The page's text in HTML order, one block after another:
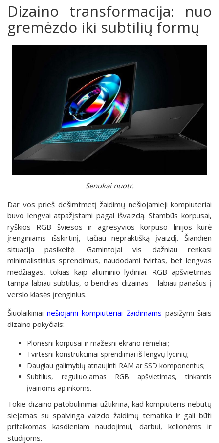
Dizaino transformacija: nuo
gremėzdo iki subtilių formų
Senukai nuotr.
Dar vos prieš dešimtmetį žaidimų nešiojamieji kompiuteriai
buvo lengvai atpažįstami pagal išvaizdą. Stambūs korpusai,
ryškios RGB šviesos ir agresyvios korpuso linijos kūrė
įrenginiams išskirtinį, tačiau nepraktišką įvaizdį. Šiandien
situacija pasikeitė. Gamintojai vis dažniau renkasi
minimalistinius sprendimus, naudodami tvirtas, bet lengvas
medžiagas, tokias kaip aliuminio lydiniai. RGB apšvietimas
tampa labiau subtilus, o bendras dizainas – labiau panašus į
verslo klasės įrenginius.
Šiuolaikiniainešiojami kompiuteriai žaidimams pasižymi šiais
dizaino pokyčiais:
Plonesni korpusai ir mažesni ekrano rėmeliai;
Tvirtesni konstrukciniai sprendimai iš lengvų lydinių;
Daugiau galimybių atnaujinti RAM ar SSD komponentus;
Subtilus, reguliuojamas RGB apšvietimas, tinkantis
įvairioms aplinkoms.
Tokie dizaino patobulinimai užtikrina, kad kompiuteris nebūtų
siejamas su spalvinga vaizdo žaidimų tematika ir gali būti
pritaikomas kasdieniam naudojimui, darbui, kelionėms ir
studijoms.